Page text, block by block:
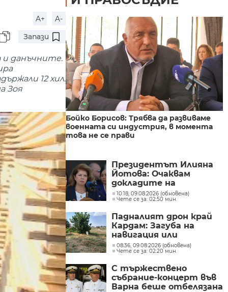
A+
A-
Запази
и данъчните.
12 хил.
Зоя
Бойко Борисов: Трябва да развиваме
военната си индустрия, в момента
това не се прави
Президентът Илияна
Йотова: Очаквам
докладите на
службите какъв е
дронът и каква е била
10:18, 09.08.2026 (обновена)
Чете се за: 02:50 мин.
Падналият дрон край
Кардам: Загуба на
навигация или
техническа
неизправност са сред
възможните причини
08:36, 09.08.2026 (обновена)
Чете се за: 02:20 мин.
С тържествено
събрание-концерт във
Варна беше отбелязана